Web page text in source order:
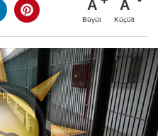
A
Büyüt
A
Küçült